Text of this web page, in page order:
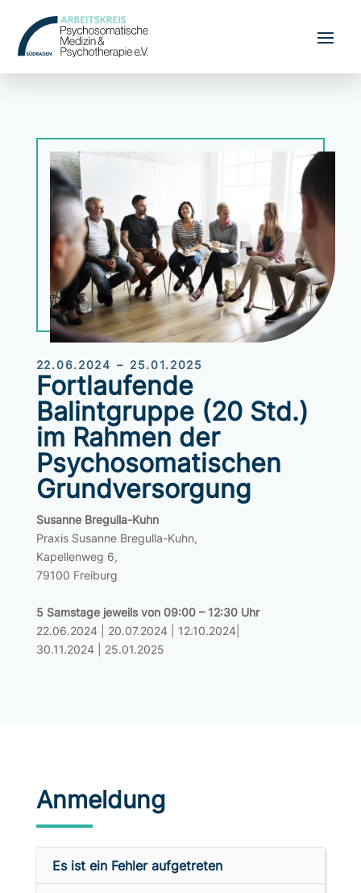
22.06.2024 – 25.01.2025
Fortlaufende
Balintgruppe (20 Std.)
im Rahmen der
Psychosomatischen
Grundversorgung
Susanne Bregulla-Kuhn
Praxis Susanne Bregulla-Kuhn,
Kapellenweg 6,
79100 Freiburg
5 Samstage jeweils von 09:00 – 12:30 Uhr
22.06.2024 | 20.07.2024 | 12.10.2024|
30.11.2024 | 25.01.2025
Anmeldung
Es ist ein Fehler aufgetreten